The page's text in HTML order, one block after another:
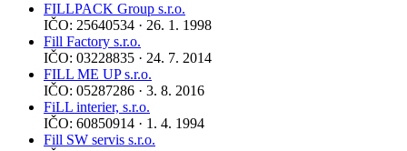
FILLPACK Group s.r.o.
IČO: 25640534 · 26. 1. 1998
Fill Factory s.r.o.
IČO: 03228835 · 24. 7. 2014
FILL ME UP s.r.o.
IČO: 05287286 · 3. 8. 2016
FiLL interier, s.r.o.
IČO: 60850914 · 1. 4. 1994
Fill SW servis s.r.o.